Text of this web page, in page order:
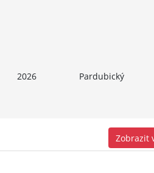
2026 Pardubický
Zobrazit